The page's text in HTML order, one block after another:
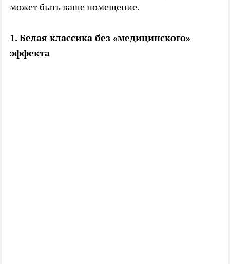
может быть ваше помещение.
1. Белая классика без «медицинского»
эффекта